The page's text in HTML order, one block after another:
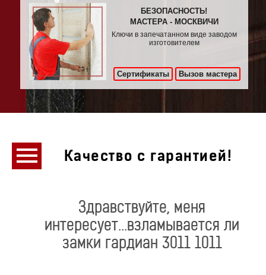
БЕЗОПАСНОСТЬ!
МАСТЕРА - МОСКВИЧИ
Ключи в запечатанном виде заводом
изготовителем
Сертификаты Вызов мастера
Качество с гарантией!
Здравствуйте, меня
интересует...взламывается ли
замки гардиан 3011 1011